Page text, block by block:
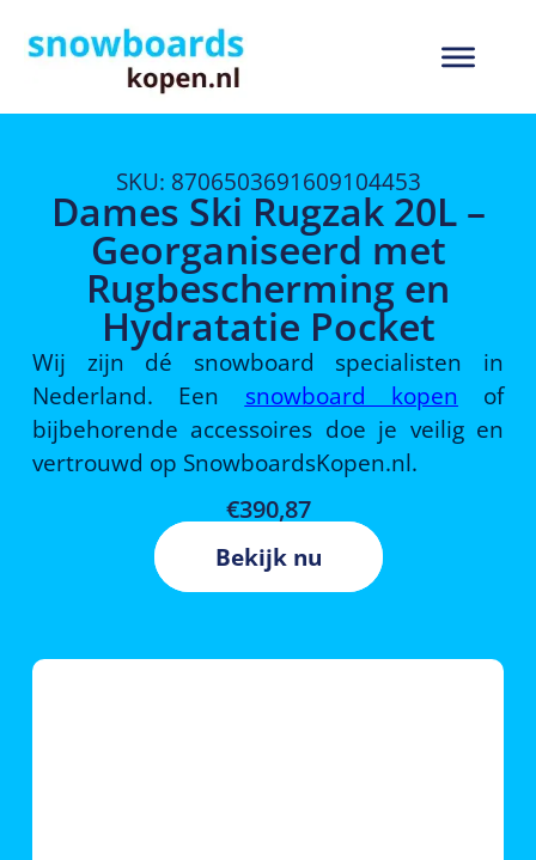
SKU: 8706503691609104453
Dames Ski Rugzak 20L –
Georganiseerd met
Rugbescherming en
Hydratatie Pocket
Wij zijn dé snowboard specialisten in
Nederland. Een snowboard kopen of
bijbehorende accessoires doe je veilig en
vertrouwd op SnowboardsKopen.nl.
€390,87
Bekijk nu